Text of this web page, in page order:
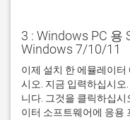
3 : Windows PC 용
Windows 7/10/11
이제 설치 한 에뮬레이
시오. 지금 입력하십시오
니다. 그것을 클릭하십
이터 소프트웨어에 응용